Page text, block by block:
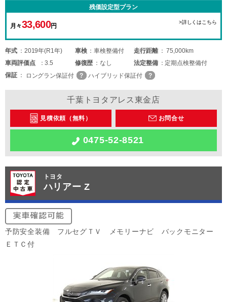
残価設定型プラン
月々33,600円
>詳しくはこちら
年式 2019年(R1年) 車検 車検整備付 走行距離
75,000km
車両評価点 3.5 修復歴 なし 法定整備
定期点検整備付
保証
ロングラン保証付 ハイブリッド保証付
千葉トヨタアレス東金店
見積依頼（無料） お問合せ
0475-52-8521
トヨタ
ハリアー Z
予防安全装備 フルセグＴＶ メモリーナビ バックモニター
ＥＴＣ付